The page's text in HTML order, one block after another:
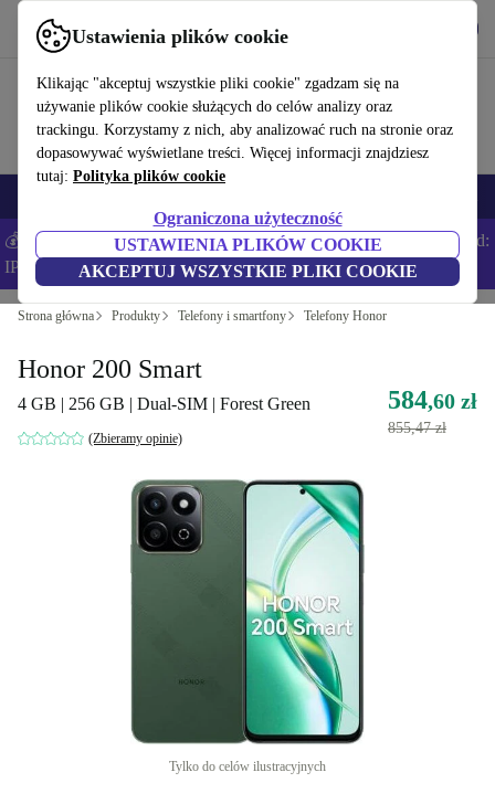
Ustawienia plików cookie
Klikając "akceptuj wszystkie pliki cookie" zgadzam się na
używanie plików cookie służących do celów analizy oraz
trackingu. Korzystamy z nich, aby analizować ruch na stronie oraz
dopasowywać wyświetlane treści. Więcej informacji znajdziesz
tutaj: Polityka plików cookie
Ograniczona użyteczność
USTAWIENIA PLIKÓW COOKIE
AKCEPTUJ WSZYSTKIE PLIKI COOKIE
Korzystaj z refurbed szybko i łatwo
💰Zaoszczędź DODATKOWE 5% na wszystkich iPhone’ach – Kod:
IPHONEDEAL –Regulamin
Strona główna Produkty Telefony i smartfony Telefony Honor
Honor 200 Smart
4 GB | 256 GB | Dual-SIM | Forest Green
(Zbieramy opinie)
584,60 zł
855,47 zł
Tylko do celów ilustracyjnych